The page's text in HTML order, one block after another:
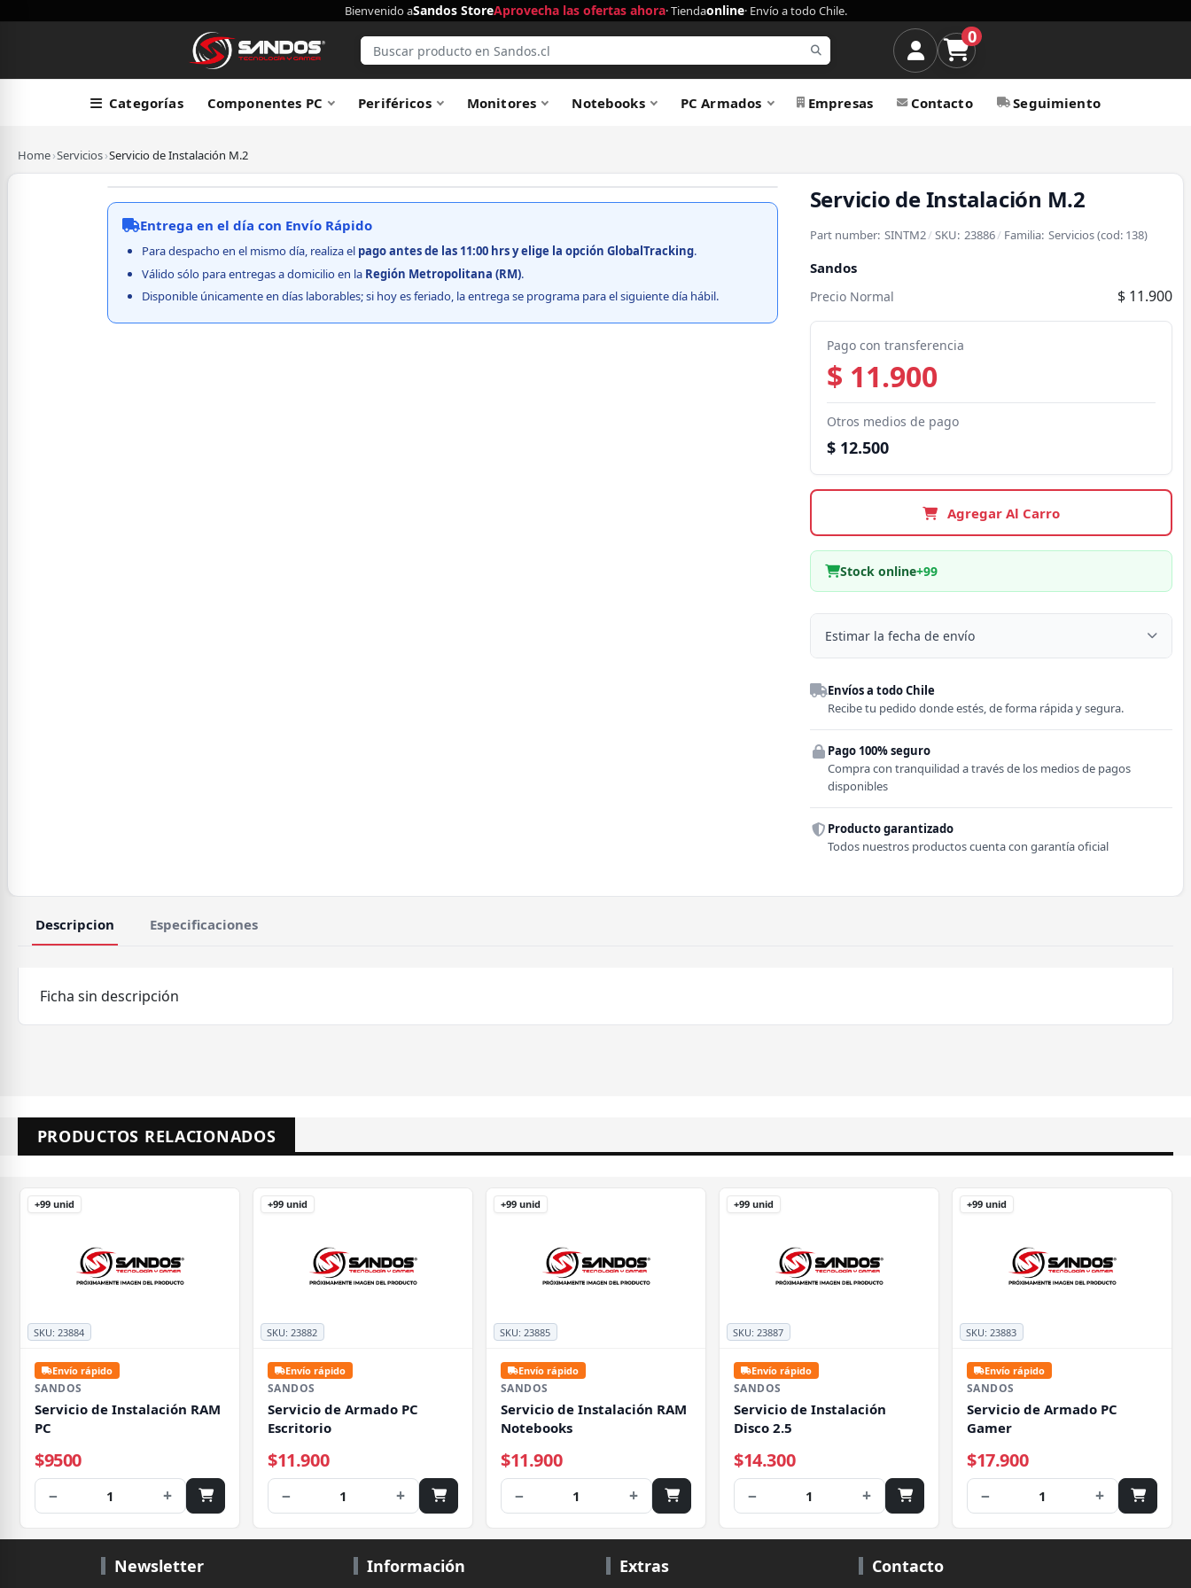
Bienvenido aSandos StoreAprovecha las ofertas ahora· Tiendaonline· Envío a todo Chile.
0
Categorías Componentes PC Periféricos Monitores Notebooks PC Armados Empresas Contacto Seguimiento
Home›Servicios›Servicio de Instalación M.2
Entrega en el día con Envío Rápido
Para despacho en el mismo día, realiza el pagoantes de las 11:00 hrs y elige la opción GlobalTracking.
Válido sólo para entregas a domicilio en la Región Metropolitana (RM).
Disponible únicamente en días laborables; si hoy es feriado, la entrega se programa para el siguiente día hábil.
Servicio de Instalación M.2
Part number: SINTM2/SKU: 23886/ Familia: Servicios(cod: 138)
Sandos
Precio Normal $ 11.900
Pago con transferencia
$ 11.900
Otros medios de pago
$ 12.500
Agregar Al Carro
Stock online+99
Estimar la fecha de envío
Región
Comuna
Envíos a todo Chile
Recibe tu pedido donde estés, de forma rápida y segura.
Pago 100% seguro
Compra con tranquilidad a través de los medios de pagos
disponibles
Producto garantizado
Todos nuestros productos cuenta con garantía oficial
Descripcion Especificaciones
Ficha sin descripción
PRODUCTOS RELACIONADOS
SKU: 23884
+99 unid
Envío rápido
SANDOS
Servicio de Instalación RAM
PC
$9500
− 1 +
SKU: 23882
+99 unid
Envío rápido
SANDOS
Servicio de Armado PC
Escritorio
$11.900
− 1 +
SKU: 23885
+99 unid
Envío rápido
SANDOS
Servicio de Instalación RAM
Notebooks
$11.900
− 1 +
SKU: 23887
+99 unid
Envío rápido
SANDOS
Servicio de Instalación
Disco 2.5
$14.300
− 1 +
SKU: 23883
+99 unid
Envío rápido
SANDOS
Servicio de Armado PC
Gamer
$17.900
− 1 +
Newsletter Información Extras Contacto